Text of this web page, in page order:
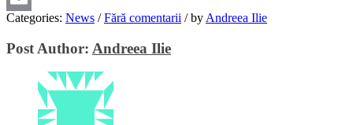
Email
Categories: News / Fără comentarii /by Andreea Ilie
Post Author: Andreea Ilie